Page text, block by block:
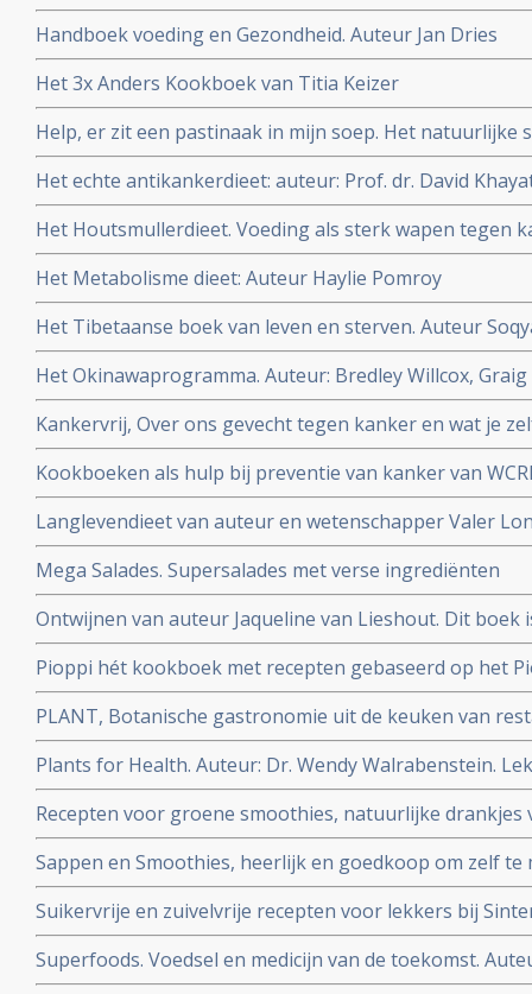
Auteur Titia Kreijger
Handboek voeding en Gezondheid. Auteur Jan Dries
Het 3x Anders Kookboek van Titia Keizer
Help, er zit een pastinaak in mijn soep. Het natuurlijke
Bleeker.
Het echte antikankerdieet: auteur: Prof. dr. David
Het Houtsmullerdieet. Voeding als sterk wapen tegen
Het Metabolisme dieet: Auteur Haylie Pomroy
Het Tibetaanse boek van leven en sterven. Auteur
Het Okinawaprogramma. Auteur: Bredley Willcox,
Kankervrij, Over ons gevecht tegen kanker en wat je
wetenschapper William Cortvriendt
Kookboeken als hulp bij preventie van kanker van
Langlevendieet van auteur en wetenschapper Valer
Mega Salades. Supersalades met verse ingrediënten
Ontwijnen van auteur Jaqueline van Lieshout. Dit boek
voor een alcoholvrij leven.
Pioppi hét kookboek met recepten gebaseerd op het
diabetes-2 en hartfalen. Auteur:Aseem Malhotra
PLANT, Botanische gastronomie uit de keuken van
Auteur: Emile Van Der Staak
Plants for Health. Auteur: Dr. Wendy Walrabenstein.
basis van wetenschap | verbeter duurzaam je leefstijl
Recepten voor groene smoothies, natuurlijke
gemakkelijk zelf te maken
Sappen en Smoothies, heerlijk en goedkoop om zelf te
Suikervrije en zuivelvrije recepten voor lekkers bij
Superfoods. Voedsel en medicijn van de toekomst.